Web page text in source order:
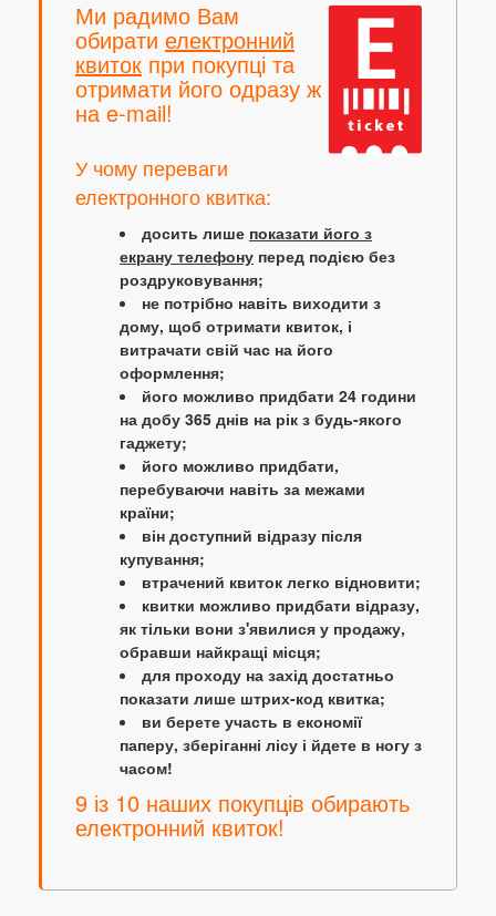
Ми радимо Вам
обирати електронний
квиток при покупці та
отримати його одразу ж
на e-mail!
У чому переваги
електронного квитка:
досить лише показати його з
екрану телефону перед подією без
роздруковування;
не потрібно навіть виходити з
дому, щоб отримати квиток, і
витрачати свій час на його
оформлення;
його можливо придбати 24 години
на добу 365 днів на рік з будь-якого
гаджету;
його можливо придбати,
перебуваючи навіть за межами
країни;
він доступний відразу після
купування;
втрачений квиток легко відновити;
квитки можливо придбати відразу,
як тільки вони з'явилися у продажу,
обравши найкращі місця;
для проходу на захід достатньо
показати лише штрих-код квитка;
ви берете участь в економії
паперу, зберіганні лісу і йдете в ногу з
часом!
9 із 10 наших покупців обирають
електронний квиток!